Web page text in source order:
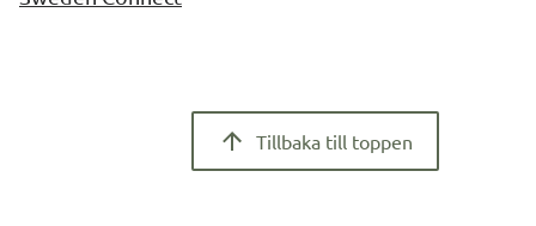
Tillbaka till toppen